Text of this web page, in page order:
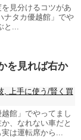
見分けるコツがあ
ナタカ優越館」でや
...
を見れば右か
,
上手に使う/賢く買
館」でやってまし
、なれない車だと
は運転席から...